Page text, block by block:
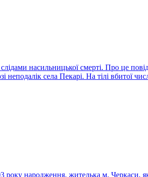
насильницької смерті. Про це
села Пекарі. На тілі вбитої
народження, жителька м. Черкаси,